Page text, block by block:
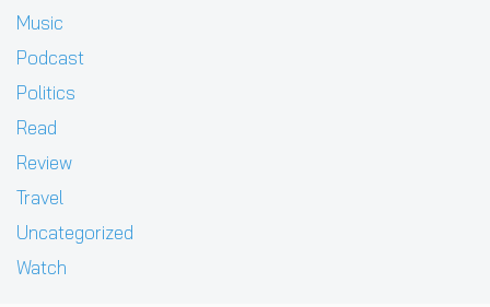
Music
Podcast
Politics
Read
Review
Travel
Uncategorized
Watch